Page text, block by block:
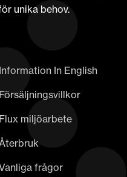
unika behov.
Information In English
Försäljningsvillkor
Flux miljöarbete
frågor